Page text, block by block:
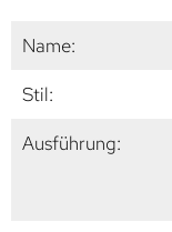
Name:
Stil:
Ausführung: